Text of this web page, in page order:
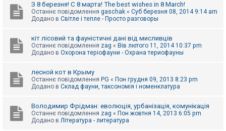
е
и
з
е
З 8 березня! С 8 марта! The best wishes in 8 March!
Останнє повідомлення gaschak « Суб березня 08, 2014 9:14 am
Додано в Світле і тепле - Просто разговоры
кіт лісовий та фауністичні дані від мисливців
Останнє повідомлення zag « Вів лютого 11, 2014 10:37 pm
Додано в Охорона теріофауни - Охрана териофауны
лесной кот в Крыму
Останнє повідомлення PG « Пон грудня 09, 2013 8:23 pm
Додано в Склад фауни, таксономія і номенклатура
Володимир Фрідман: еволюція, урбанізація, комунікація
Останнє повідомлення zag « Пон жовтня 14, 2013 6:05 pm
Додано в Література - литература